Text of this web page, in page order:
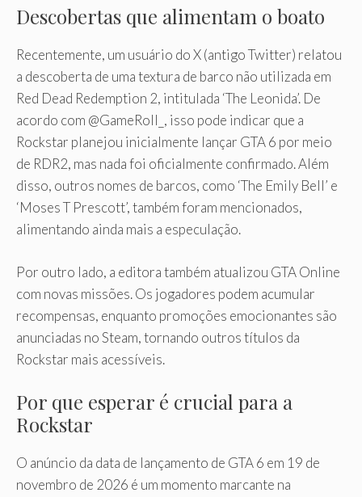
Descobertas que alimentam o boato
Recentemente, um usuário do X (antigo Twitter) relatou
a descoberta de uma textura de barco não utilizada em
Red Dead Redemption 2, intitulada ‘The Leonida’. De
acordo com @GameRoll_, isso pode indicar que a
Rockstar planejou inicialmente lançar GTA 6 por meio
de RDR2, mas nada foi oficialmente confirmado. Além
disso, outros nomes de barcos, como ‘The Emily Bell’ e
‘Moses T Prescott’, também foram mencionados,
alimentando ainda mais a especulação.
Por outro lado, a editora também atualizou GTA Online
com novas missões. Os jogadores podem acumular
recompensas, enquanto promoções emocionantes são
anunciadas no Steam, tornando outros títulos da
Rockstar mais acessíveis.
Por que esperar é crucial para a
Rockstar
O anúncio da data de lançamento de GTA 6 em 19 de
novembro de 2026 é um momento marcante na